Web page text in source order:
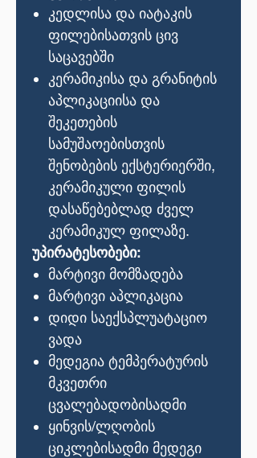
კედლისა და იატაკის
ფილებისათვის ცივ
საცავებში
კერამიკისა და გრანიტის
აპლიკაციისა და
შეკეთების
სამუშაოებისთვის
შენობების ექსტერიერში,
კერამიკული ფილის
დასაწებებლად ძველ
კერამიკულ ფილაზე.
უპირატესობები:
მარტივი მომზადება
მარტივი აპლიკაცია
დიდი საექსპლუატაციო
ვადა
მედეგია ტემპერატურის
მკვეთრი
ცვალებადობისადმი
ყინვის/ლღობის
ციკლებისადმი მედეგი